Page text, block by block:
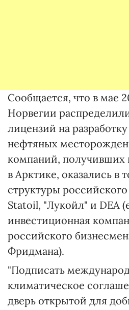
Сообщается, что в мае
Норвегии
лицензий на
нефтяных
компаний, получивших
в Арктике, оказались в
структуры
Statoil, "Лукойл" и DEA
инвестиционная
российского
Фридмана).
"Подписать
климатическое
дверь открытой для